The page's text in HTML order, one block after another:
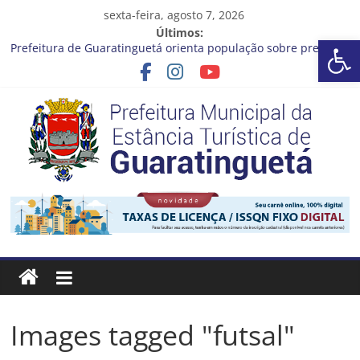
sexta-feira, agosto 7, 2026
Últimos:
Prefeitura de Guaratinguetá orienta população sobre previsão
de ventos fortes e chuva entre os dias 6 e 8 de agosto
Cinema Pontos MIS | Programação de Agosto
Neste sábado (08), a Prefeitura de Guaratinguetá realiza mais
uma edição do programa “Sábado Saúde”
A Operação Cata Bagulho atenderá o seguinte bairro neste
sábado, (08)
Prefeitura
Estância
Turística
Guaratinguetá
Images tagged "futsal"